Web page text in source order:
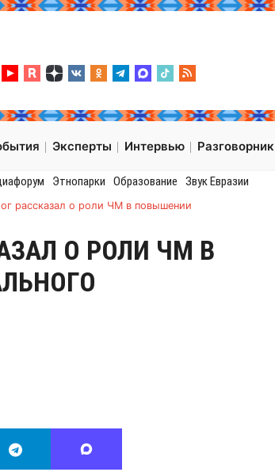
Эксперты Интервью Разговорник
Этнопарки Образование Звук Евразии
рассказал о роли ЧМ в повышении
О РОЛИ ЧМ В